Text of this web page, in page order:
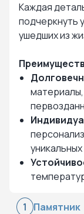
Каждая
подчеркнуть
ушедших из
1 Памятник